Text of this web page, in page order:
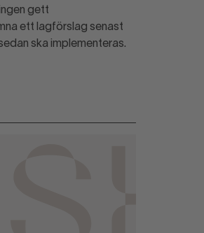
gett
ett lagförslag senast
ska implementeras.